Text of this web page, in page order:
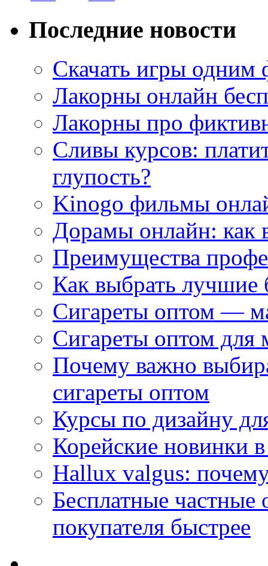
Последние новости
Скачать игры одним
Лакорны онлайн
Лакорны про
Сливы курсов:
глупость?
Kinogo фильмы
Дорамы онлайн: как
Преимущества
Как выбрать
Сигареты оптом —
Сигареты оптом для
Почему важно
сигареты оптом
Курсы по дизайну
Корейские новинки
Hallux valgus: почему
Бесплатные частные
покупателя быстрее